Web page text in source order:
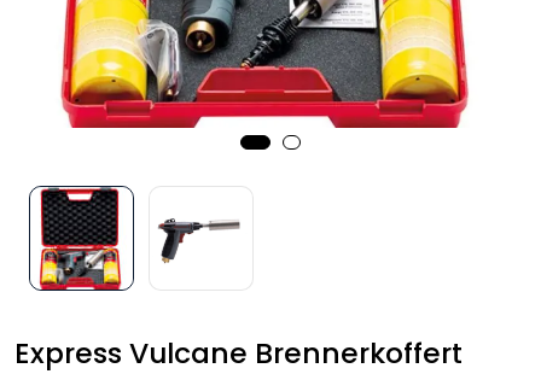
Express Vulcane Brennerkoffert
Artikler
Alle produkter